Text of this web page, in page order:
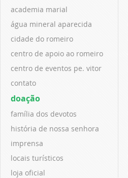
academia marial
água mineral aparecida
cidade do romeiro
centro de apoio ao romeiro
centro de eventos pe. vitor
contato
doação
família dos devotos
história de nossa senhora
imprensa
locais turísticos
loja oficial